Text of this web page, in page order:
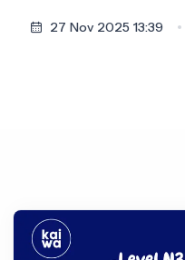
27 Nov 2025 13:39